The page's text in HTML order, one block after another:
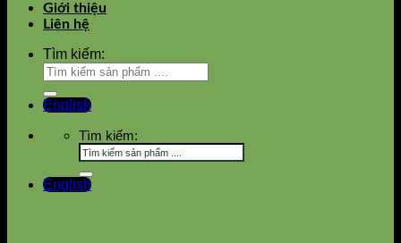
Giới thiệu
Liên hệ
Tìm kiếm:
English
Tìm kiếm:
English